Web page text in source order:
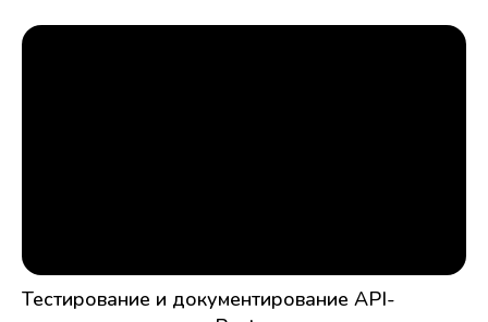
Тестирование и документирование API-